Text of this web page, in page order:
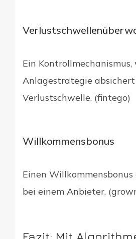
Ein Kontrollmechanismus,
Anlagestrategie
Verlustschwelle. (fintego)
Willkommensbonus
Einen
bei einem Anbieter.